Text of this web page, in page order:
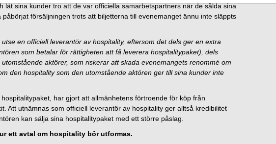
lät sina kunder tro att de var officiella samarbetspartners när de sålda sina
försäljningen trots att biljetterna till evenemanget ännu inte släppts
en officiell leverantör av hospitality, eftersom det dels ger en extra
som betalar för rättigheten att få leverera hospitalitypaket), dels
aktörer, som riskerar att skada evenemangets renommé om
den hospitality som den utomstående aktören ger till sina kunder inte
har gjort att allmänhetens förtroende för köp från
Att utnämnas som officiell leverantör av hospitality ger alltså kredibilitet
kan sälja sina hospitalitypaket med ett större påslag.
ett avtal om hospitality bör utformas.